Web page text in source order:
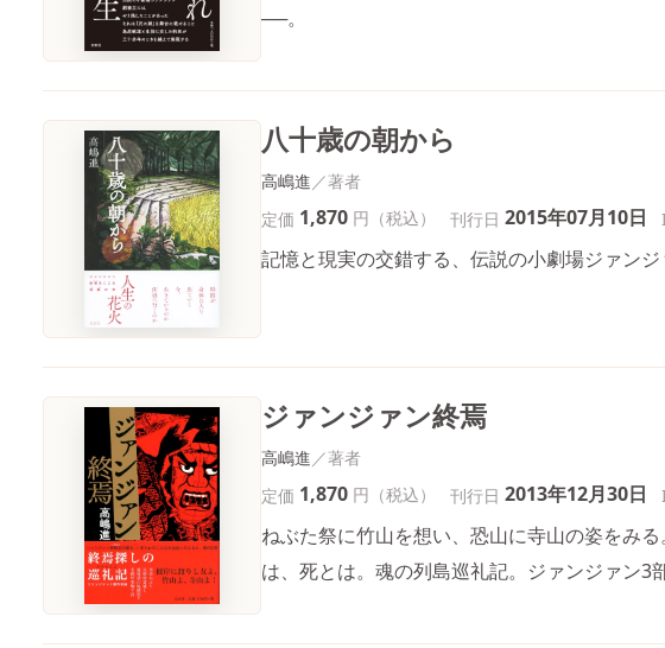
──。
八十歳の朝から
高嶋進
定価 1,870 円（税込） 刊行日 2015年07月10日
記憶と現実の交錯する、伝説の小劇場ジァンジ
ジァンジァン終焉
高嶋進
定価 1,870 円（税込） 刊行日 2013年12月30日
ねぶた祭に竹山を想い、恐山に寺山の姿をみ
は、死とは。魂の列島巡礼記。ジァンジァン3